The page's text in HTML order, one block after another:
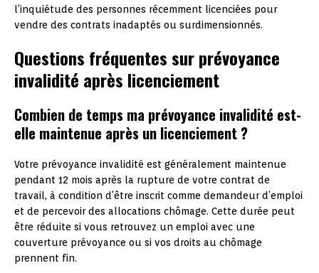
l’inquiétude des personnes récemment licenciées pour
vendre des contrats inadaptés ou surdimensionnés.
Questions fréquentes sur prévoyance
invalidité après licenciement
Combien de temps ma prévoyance invalidité est-
elle maintenue après un licenciement ?
Votre prévoyance invalidité est généralement maintenue
pendant 12 mois après la rupture de votre contrat de
travail, à condition d’être inscrit comme demandeur d’emploi
et de percevoir des allocations chômage. Cette durée peut
être réduite si vous retrouvez un emploi avec une
couverture prévoyance ou si vos droits au chômage
prennent fin.